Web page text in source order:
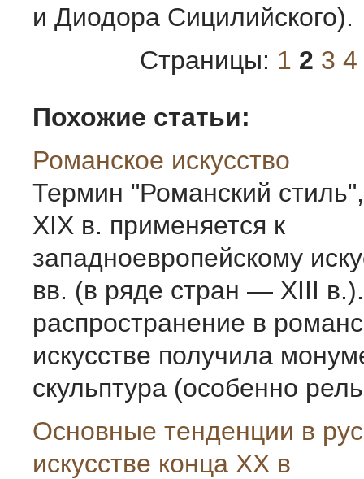
и Диодора Сицилийского).
Страницы: 1 2 3 4
Похожие статьи:
Романское искусство
Термин "Романский
XIX в. при­меняется к
западноевропейскому
вв. (в ряде стран — XIII
распространение в
искусстве получила
скульптура (особен­но
Основные тенденции в
искусстве конца XX в